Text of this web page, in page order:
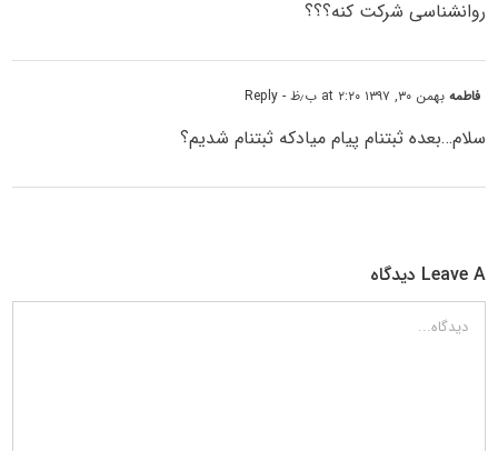
روانشناسی شرکت کنه؟؟؟
فاطمهبهمن ۳۰, ۱۳۹۷ at ۲:۲۰ ب٫ظ - Reply
سلام…بعده ثبتنام پیام میادکه ثبتنام شدیم؟
Leave A دیدگاه
دیدگاه